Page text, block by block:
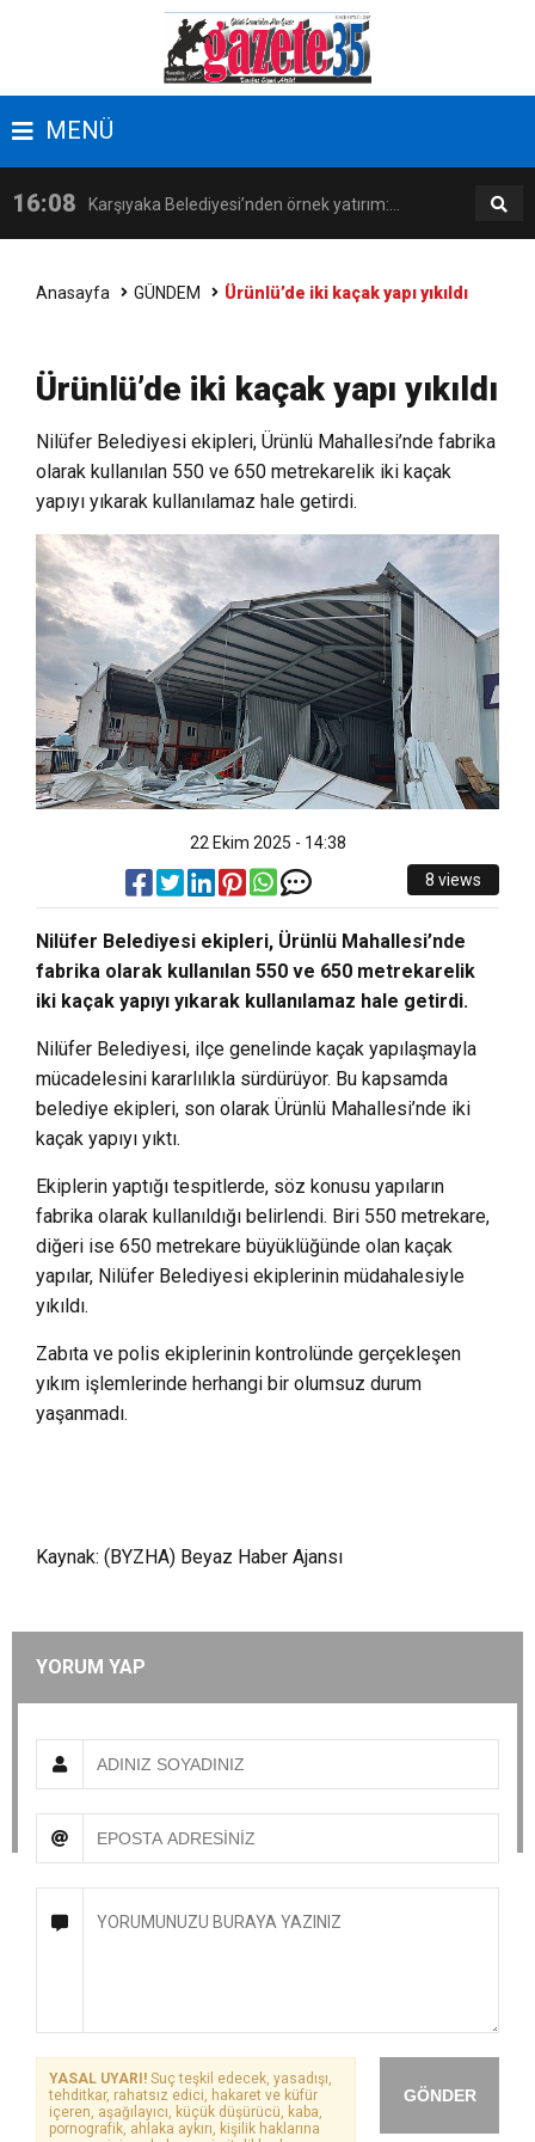
MENÜ
Latife Tekin Manisalı Sanatseverlerle Buluştu
16:38 Kemeraltı’nın kent kimliğindeki rolü Kültürel
Miras Söyleşileri’nde ele alındı
16:08 Karşıyaka Belediyesi’nden örnek yatırım:
Miras Söyleşileri’nde ele alındı
Anasayfa GÜNDEM Ürünlü’de iki kaçak yapı yıkıldı
Ürünlü’de iki kaçak yapı yıkıldı
Nilüfer Belediyesi ekipleri, Ürünlü Mahallesi’nde fabrika
olarak kullanılan 550 ve 650 metrekarelik iki kaçak
yapıyı yıkarak kullanılamaz hale getirdi.
22 Ekim 2025 - 14:38
8 views
Nilüfer Belediyesi ekipleri, Ürünlü Mahallesi’nde
fabrika olarak kullanılan 550 ve 650 metrekarelik
iki kaçak yapıyı yıkarak kullanılamaz hale getirdi.
Nilüfer Belediyesi, ilçe genelinde kaçak yapılaşmayla
mücadelesini kararlılıkla sürdürüyor. Bu kapsamda
belediye ekipleri, son olarak Ürünlü Mahallesi’nde iki
kaçak yapıyı yıktı.
Ekiplerin yaptığı tespitlerde, söz konusu yapıların
fabrika olarak kullanıldığı belirlendi. Biri 550 metrekare,
diğeri ise 650 metrekare büyüklüğünde olan kaçak
yapılar, Nilüfer Belediyesi ekiplerinin müdahalesiyle
yıkıldı.
Zabıta ve polis ekiplerinin kontrolünde gerçekleşen
yıkım işlemlerinde herhangi bir olumsuz durum
yaşanmadı.
Kaynak: (BYZHA) Beyaz Haber Ajansı
YORUM YAP
GÖNDER
YASAL UYARI! Suç teşkil edecek, yasadışı,
tehditkar, rahatsız edici, hakaret ve küfür
içeren, aşağılayıcı, küçük düşürücü, kaba,
pornografik, ahlaka aykırı, kişilik haklarına